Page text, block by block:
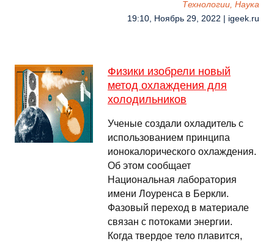
Технологии, Наука
19:10, Ноябрь 29, 2022 | igeek.ru
Физики изобрели новый
метод охлаждения для
холодильников
Ученые создали охладитель с
использованием принципа
ионокалорического охлаждения.
Об этом сообщает
Национальная лаборатория
имени Лоуренса в Беркли.
Фазовый переход в материале
связан с потоками энергии.
Когда твердое тело плавится,